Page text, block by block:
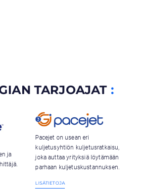
TARJOAJAT :
ja
Pacejet on usean eri
kuljetusyhtiön kuljetusratkaisu,
joka auttaa yrityksiä löytämään
parhaan kuljetuskustannuksen.
LISÄTIETOJA